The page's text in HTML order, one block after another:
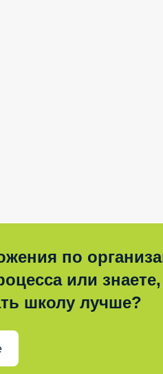
по
или знаете,
школу лучше?